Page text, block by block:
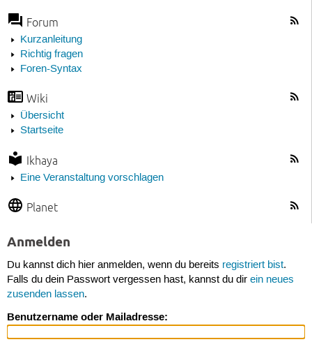
Forum
Kurzanleitung
Richtig fragen
Foren-Syntax
Wiki
Übersicht
Startseite
Ikhaya
Eine Veranstaltung vorschlagen
Planet
Anmelden
Du kannst dich hier anmelden, wenn du bereits registriert bist.
Falls du dein Passwort vergessen hast, kannst du dir ein neues
zusenden lassen.
Benutzername oder Mailadresse: